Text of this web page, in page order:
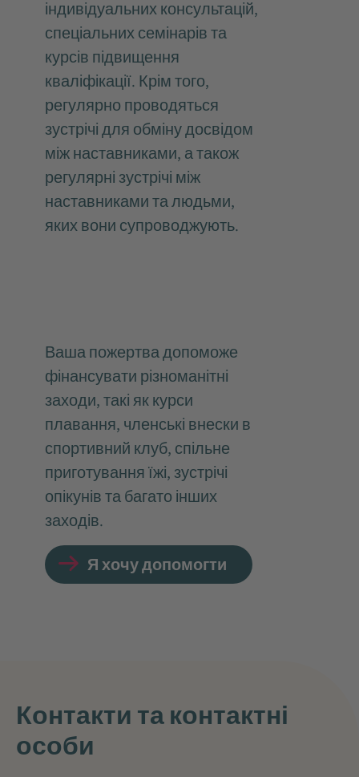
індивідуальних консультацій,
спеціальних семінарів та
курсів підвищення
кваліфікації. Крім того,
регулярно проводяться
зустрічі для обміну досвідом
між наставниками, а також
регулярні зустрічі між
наставниками та людьми,
яких вони супроводжують.
Ваша пожертва допоможе
фінансувати різноманітні
заходи, такі як курси
плавання, членські внески в
спортивний клуб, спільне
приготування їжі, зустрічі
опікунів та багато інших
заходів.
Я хочу допомогти
Контакти та контактні
особи